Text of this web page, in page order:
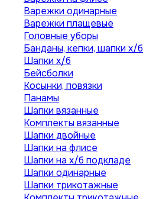
Варежки одинарные
Варежки плащевые
Головные уборы
Банданы, кепки, шапки х/б
Шапки х/б
Бейсболки
Косынки, повязки
Панамы
Шапки вязанные
Комплекты вязанные
Шапки двойные
Шапки на флисе
Шапки на х/б подкладе
Шапки одинарные
Шапки трикотажные